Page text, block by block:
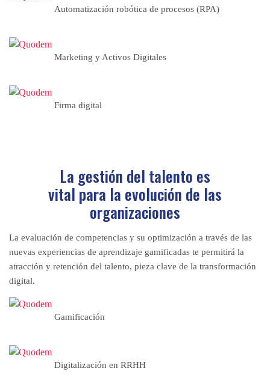
Automatización robótica de procesos (RPA)
Marketing y Activos Digitales
Firma digital
La gestión del talento es
vital para la evolución de las
organizaciones
La evaluación de competencias y su optimización a través de las
nuevas experiencias de aprendizaje gamificadas te permitirá la
atracción y retención del talento, pieza clave de la transformación
digital.
Gamificación
Digitalización en RRHH